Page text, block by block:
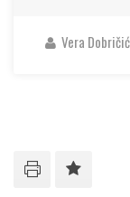
Vera Dobričić